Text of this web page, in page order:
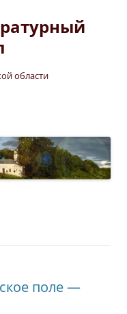
области
поле —